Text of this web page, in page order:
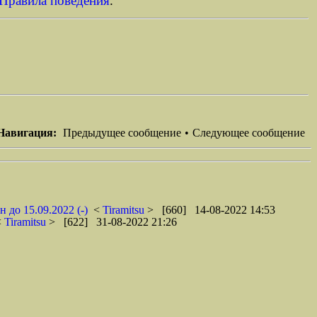
Предыдущее сообщение • Следующее сообщение
до 15.09.2022 (-) < Tiramitsu > [660] 14-08-2022 14:53
Tiramitsu > [622] 31-08-2022 21:26